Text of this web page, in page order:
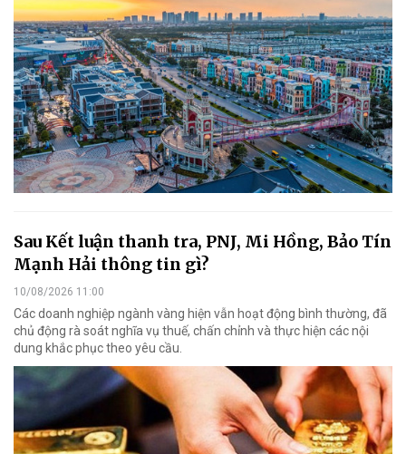
Sau Kết luận thanh tra, PNJ, Mi Hồng, Bảo Tín
Mạnh Hải thông tin gì?
10/08/2026 11:00
Các doanh nghiệp ngành vàng hiện vẫn hoạt động bình thường, đã
chủ động rà soát nghĩa vụ thuế, chấn chỉnh và thực hiện các nội
dung khắc phục theo yêu cầu.